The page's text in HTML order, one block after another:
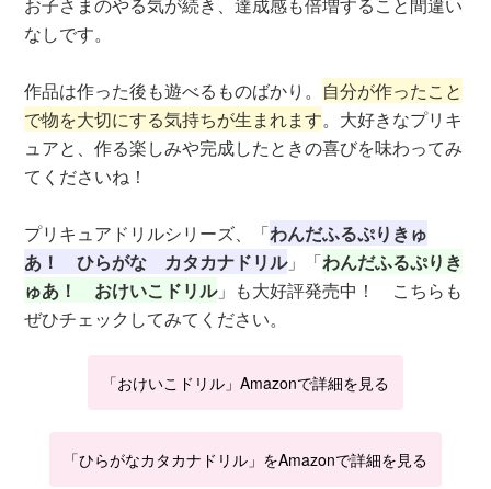
なしです。
作品は作った後も遊べるものばかり。 自分が作ったこと
で物を大切にする気持ちが生まれます。大好きなプリキ
ュアと、作る楽しみや完成したときの喜びを味わってみ
てくださいね！
プリキュアドリルシリーズ、「わんだふるぷりきゅ
あ！ ひらがな カタカナドリル」「わんだふるぷりき
ゅあ！ おけいこドリル」も大好評発売中！ こちらも
ぜひチェックしてみてください。
「おけいこドリル」Amazonで詳細を見る
「ひらがなカタカナドリル」をAmazonで詳細を見る